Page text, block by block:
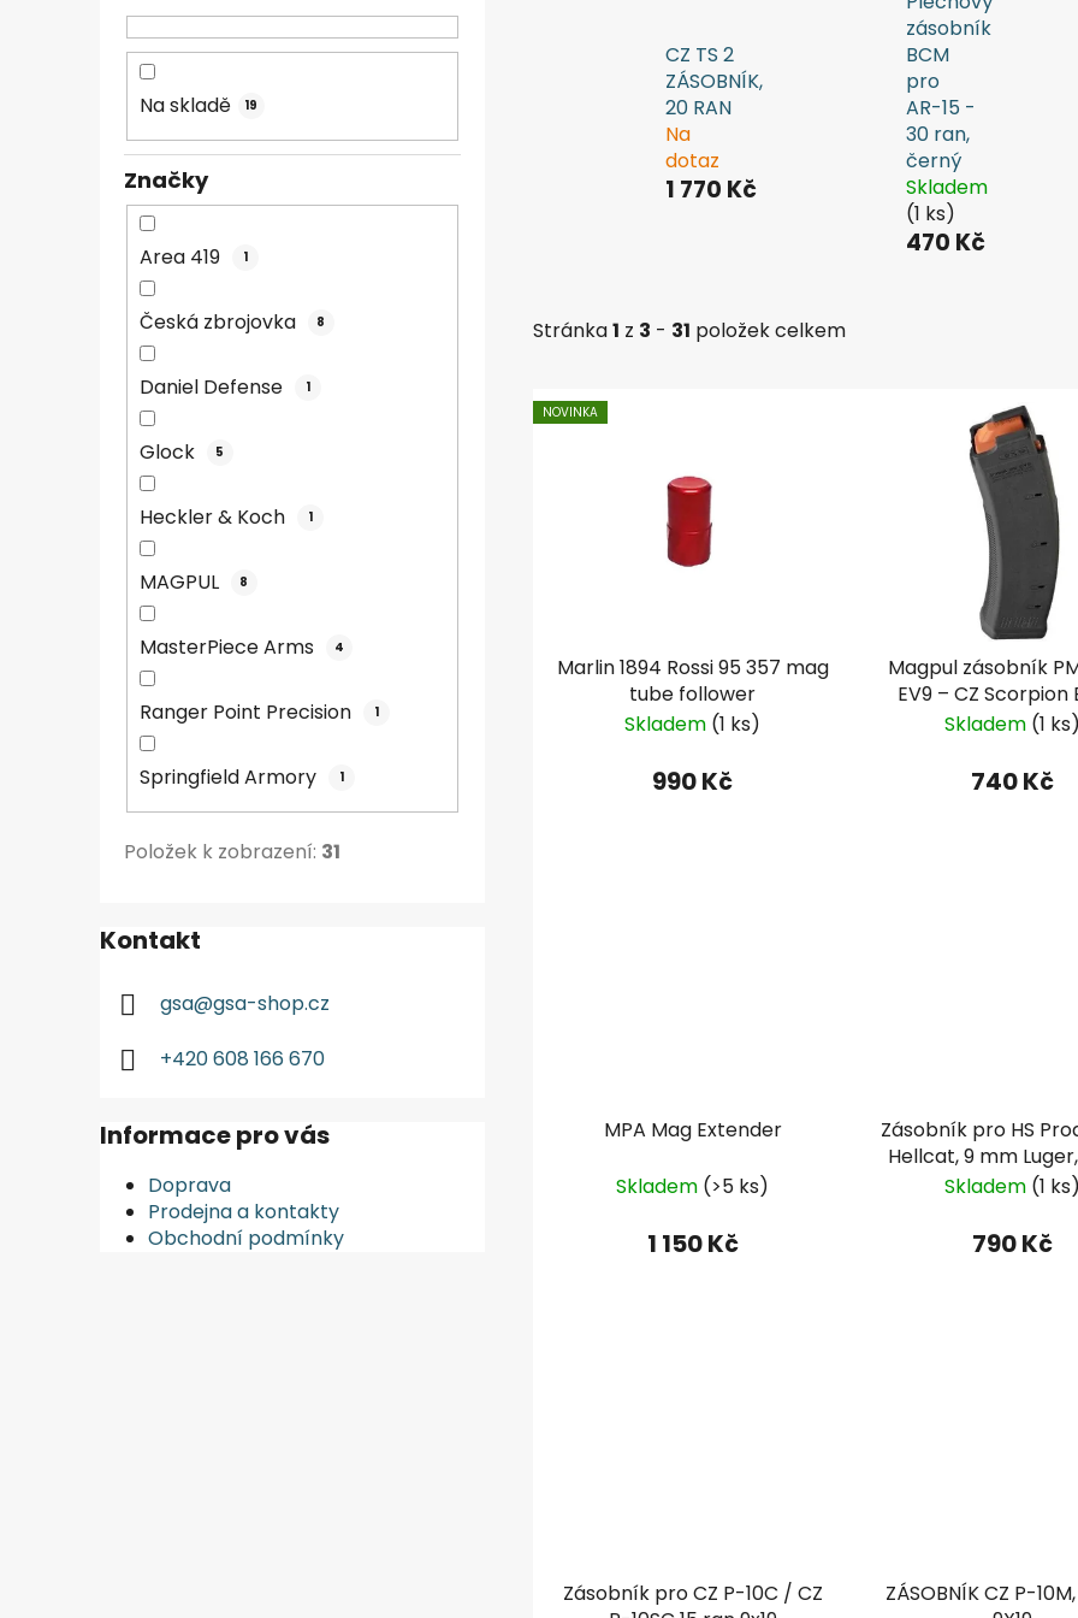
Na skladě 19
Značky
Area 419 1
Česká zbrojovka 8
Daniel Defense 1
Glock 5
Heckler & Koch 1
MAGPUL 8
MasterPiece Arms 4
Ranger Point Precision 1
Springfield Armory 1
Položek k zobrazení: 31
Kontakt
gsa@gsa-shop.cz
+420 608 166 670
Informace pro vás
Doprava
Prodejna a kontakty
Obchodní podmínky
CZ TS 2
ZÁSOBNÍK,
20 RAN
Na
dotaz
1 770 Kč
zásobník
BCM
pro
AR-15 -
30 ran,
černý
Skladem
(1 ks)
470 Kč
Stránka1 z 3 - 31 položek celkem
V
ý
NOVINKA
Marlin 1894 Rossi 95 357 mag
tube follower
Skladem (1 ks)
990 Kč
Magpul zásobník
EV9 – CZ Scorpion
Skladem (1
740 Kč
MPA Mag Extender
Skladem (>5 ks)
1 150 Kč
Zásobník pro HS
Hellcat, 9 mm
Skladem (1
790 Kč
Zásobník pro CZ P-10C / CZ
ZÁSOBNÍK CZ P-